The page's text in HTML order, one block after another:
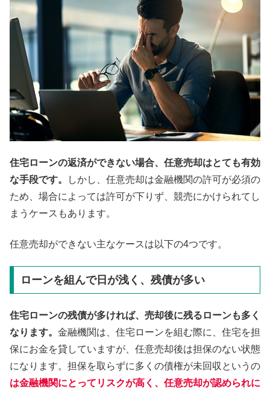
住宅ローンの返済ができない場合、任意売却はとても有効
な手段です。
しかし、任意売却は金融機関の許可が必須の
ため、場合によっては許可が下りず、競売にかけられてし
まうケースもあります。
任意売却ができない主なケースは以下の4つです。
ローンを組んで日が浅く、残債が多い
住宅ローンの残債が多ければ、売却後に残るローンも多く
なります。 金融機関は、住宅ローンを組む際に、住宅を担
保にお金を貸していますが、任意売却後は担保のない状態
になります。担保を取らずに多くの債権が未回収というの
は金融機関にとってリスクが高く、任意売却が認められに